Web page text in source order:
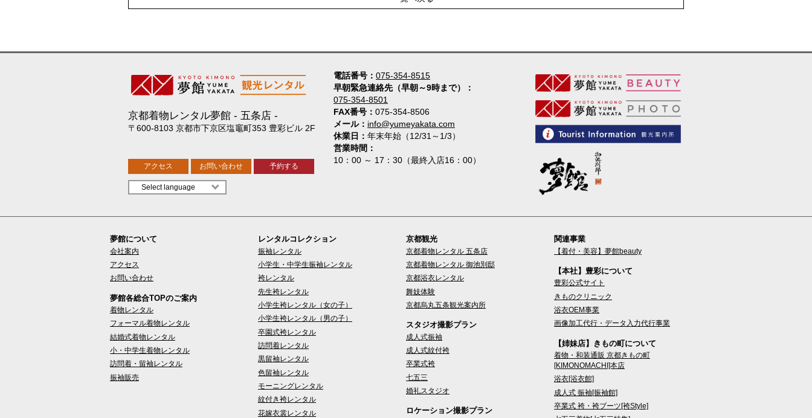
電話番号
075-354-8515
早朝緊急連絡先（早朝～9時まで）
075-354-8501
FAX番号
075-354-8506
メール
info@yumeyakata.com
休業日
年末年始（12/31～1/3）
営業時間
10：00 ～ 17：30（最終入店16：00）
京都着物レンタル夢館 五条店
〒600-8103 京都市下京区塩竈町353 豊彩ビル 2F
アクセス お問い合わせ 予約する
夢館について
会社案内
アクセス
お問い合わせ
夢館各総合TOPのご案内
着物レンタル
フォーマル着物レンタル
結婚式着物レンタル
小・中学生着物レンタル
訪問着・留袖レンタル
振袖販売
レンタルコレクション
振袖レンタル
小学生・中学生振袖レンタル
袴レンタル
先生袴レンタル
小学生袴レンタル（女の子）
小学生袴レンタル（男の子）
卒園式袴レンタル
訪問着レンタル
黒留袖レンタル
色留袖レンタル
モーニングレンタル
紋付き袴レンタル
花嫁衣裳レンタル
京都観光
京都着物レンタル 五条店
京都着物レンタル 御池別邸
京都浴衣レンタル
舞妓体験
京都烏丸五条観光案内所
スタジオ撮影プラン
成人式振袖
成人式紋付袴
卒業式袴
七五三
婚礼スタジオ
ロケーション撮影プラン
関連事業
【着付・美容】夢館beauty
【本社】豊彩について
豊彩公式サイト
きものクリニック
浴衣OEM事業
画像加工代行・データ入力代行事業
【姉妹店】きもの町について
着物・和装通販 京都きもの町
[KIMONOMACHI]本店
浴衣[浴衣館]
成人式 振袖[振袖館]
卒業式 袴・袴ブーツ[袴Style]